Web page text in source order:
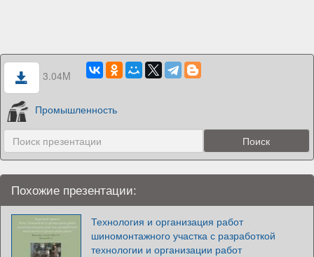
3.04M
Промышленность
Похожие презентации:
Технология и организация работ
шиномонтажного участка с разработкой
технологии и организации работ